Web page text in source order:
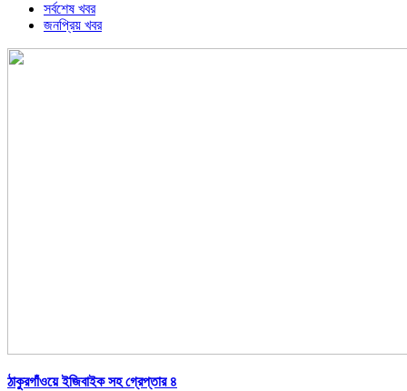
সর্বশেষ খবর
জনপ্রিয় খবর
ঠাকুরগাঁওয়ে ইজিবাইক সহ গ্রেপ্তার ৪